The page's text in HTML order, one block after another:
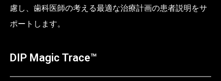
慮し、歯科医師の考える最適な治療計画の患者説明をサ
ポートします。
DIP Magic Trace™